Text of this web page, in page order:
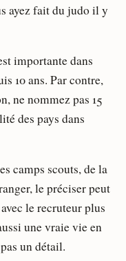
ayez fait du judo il y
importante dans
10 ans. Par contre,
ne nommez pas 15
des pays dans
camps scouts, de la
le préciser peut
le recruteur plus
une vraie vie en
un détail.